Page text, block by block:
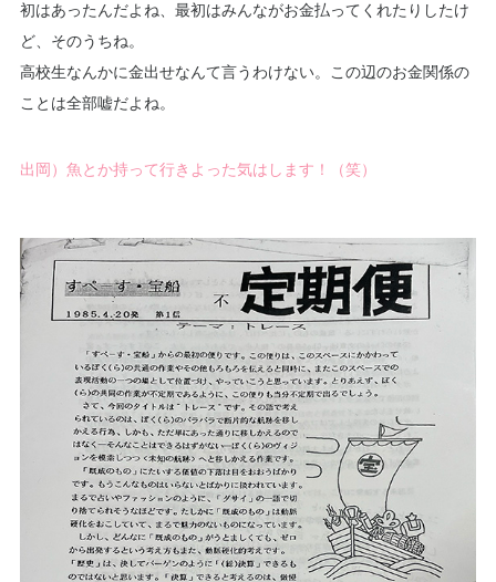
初はあったんだよね、最初はみんながお金払ってくれたりしたけ
ど、そのうちね。
高校生なんかに金出せなんて言うわけない。この辺のお金関係の
ことは全部嘘だよね。
出岡）魚とか持って行きよった気はします！（笑）